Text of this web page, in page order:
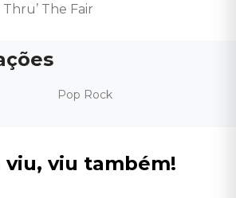
The Fair
Pop Rock
viu, viu também!